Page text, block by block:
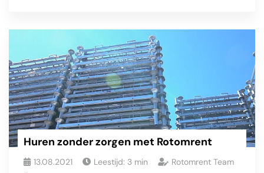
Huren zonder zorgen met Rotomrent
13.08.2021 Leestijd: 3 min
Rotomrent Team